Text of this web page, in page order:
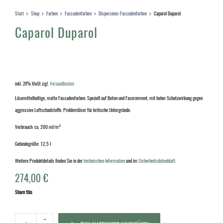
Start Shop Farben Fassadenfarben Dispersions-Fassadenfarben Caparol Duparol
Caparol Duparol
inkl. 20% MwStzzgl.Versandkosten
Lösemittelhaltige, matte Fassadenfarben. Speziell auf Beton und Faserzement, mit hoher Schutzwirkung gegen
aggressive Luftschadstoffe. Problemlöser für kritische Untergründe.
Verbrauch: ca. 200 ml/m²
Gebindegröße: 12,5 l
Weitere Produktdetails finden Sie in dertechnischen Informationund imSicherheitsdatenblatt.
274,00€
Share this